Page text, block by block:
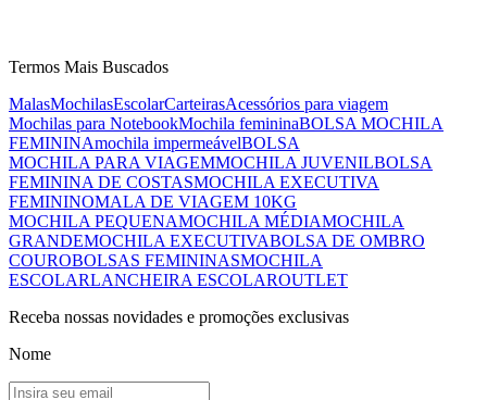
Termos Mais Buscados
MalasMochilasEscolarCarteirasAcessórios para viagem
Mochilas para NotebookMochila femininaBOLSA MOCHILA
FEMININAmochila impermeávelBOLSA
MOCHILA PARA VIAGEMMOCHILA JUVENILBOLSA
FEMININA DE COSTASMOCHILA EXECUTIVA
FEMININOMALA DE VIAGEM 10KG
MOCHILA PEQUENAMOCHILA MÉDIAMOCHILA
GRANDEMOCHILA EXECUTIVABOLSA DE OMBRO
COUROBOLSAS FEMININASMOCHILA
ESCOLARLANCHEIRA ESCOLAROUTLET
Receba nossas novidades e promoções exclusivas
Nome